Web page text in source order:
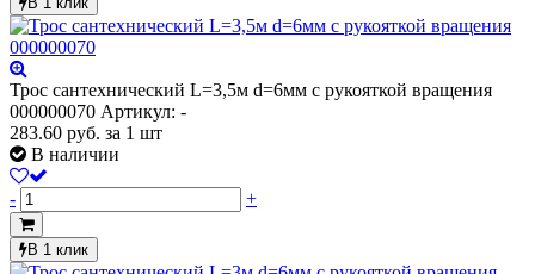
Трос сантехнический L=3,5м d=6мм с рукояткой вращения
000000070 Артикул: -
283.60 руб. за 1 шт
В наличии
- +
В 1 клик